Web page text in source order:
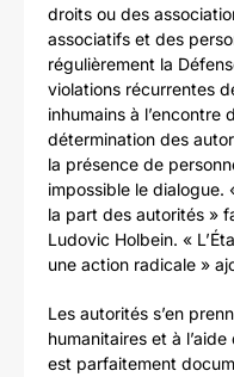
droits ou des
associatifs et des
régulièrement la
violations récurrentes
inhumains à l’encontre
détermination des
la présence de
impossible le dialogue.
la part des autorités »
Ludovic Holbein. «
une action radicale »
Les autorités s’en
humanitaires et à
est parfaitement